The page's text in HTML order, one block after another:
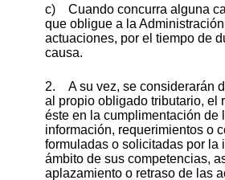
c) Cuando concurra alguna
que obligue a la
actuaciones, por el tiempo de
causa.
2. A su vez, se considerarán
al propio obligado tributario, el
éste en la cumplimentación de
información, requerimientos o
formuladas o solicitadas por la
ámbito de sus competencias,
aplazamiento o retraso de las